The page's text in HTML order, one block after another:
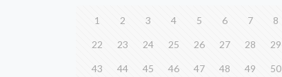
1 2 3 4 5 6 7 8
22 23 24 25 26 27 28 29
43 44 45 46 47 48 49 50